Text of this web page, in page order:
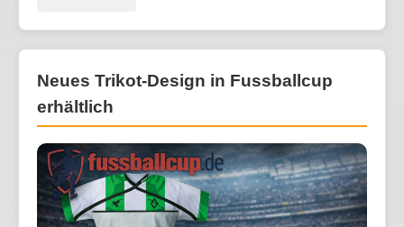
Neues Trikot-Design in Fussballcup
erhältlich